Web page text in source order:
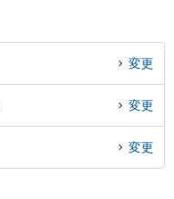
変更
変更
変更